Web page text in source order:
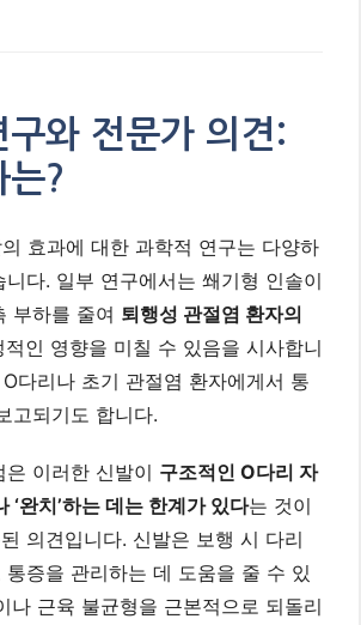
구와 전문가 의견:
는?
효과에 대한 과학적 연구는 다양하
다. 일부 연구에서는 쐐기형 인솔이
부하를 줄여 퇴행성 관절염 환자의
적인 영향을 미칠 수 있음을 시사합니
다리나 초기 관절염 환자에게서 통
고되기도 합니다.
은 이러한 신발이 구조적인 O다리 자
‘완치’하는 데는 한계가 있다는 것이
의견입니다. 신발은 보행 시 다리
통증을 관리하는 데 도움을 줄 수 있
나 근육 불균형을 근본적으로 되돌리